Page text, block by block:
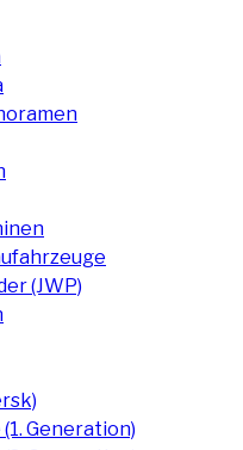
(JWP)
Generation)